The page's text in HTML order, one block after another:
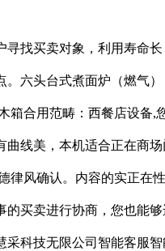
寻找买卖对象，利用寿命
六头台式煮面炉（燃气
箱合用范畴：西餐店设
线美，本机适合正在商
风确认。内容的实正
买卖进行协商，您也能
科技无限公司智能客服